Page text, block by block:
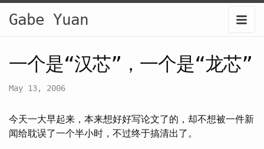
Gabe Yuan
一个是“汉芯”，一个是“龙芯”
May 13, 2006
今天一大早起来，本来想好好写论文了的，却不想被一件新
闻给耽误了一个半小时，不过终于搞清出了。